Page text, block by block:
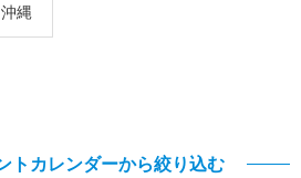
縄
トカレンダーから絞り込む